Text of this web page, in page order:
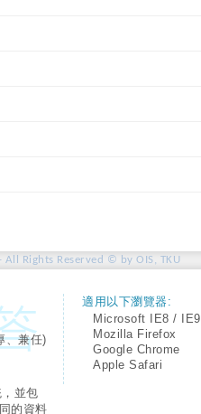
Rights Reserved © by OIS, TKU
、兼任)
並包
的資料
適用以下瀏覽器:
Microsoft IE8 / IE9
Mozilla Firefox
Google Chrome
Apple Safari